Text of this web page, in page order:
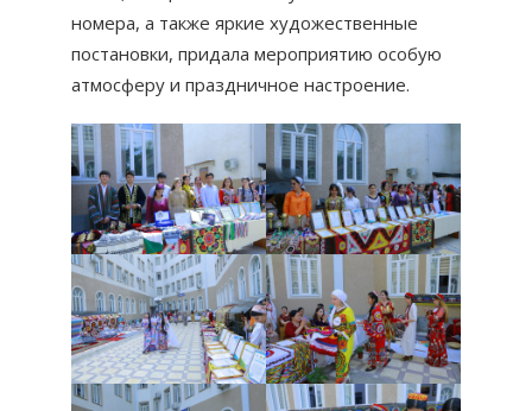
номера, а также яркие художественные
постановки, придала мероприятию особую
атмосферу и праздничное настроение.